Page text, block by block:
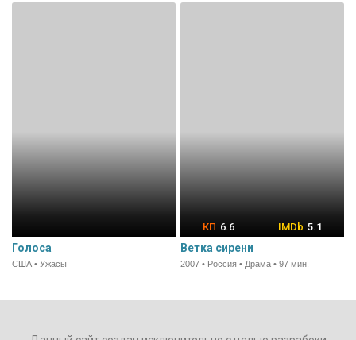
Голоса
США • Ужасы
6.6 5.1
Ветка сирени
2007 • Россия • Драма • 97 мин.